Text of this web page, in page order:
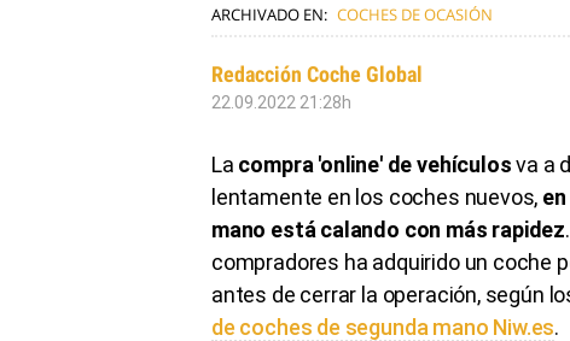
ARCHIVADO EN: COCHES DE OCASIÓN
Redacción Coche Global
22.09.2022 21:28h
La compra 'online' de vehículosva a
lentamente en los coches nuevos,
mano está calando con más rapidez
compradores ha adquirido un coche
antes de cerrar la operación, según
de coches de segunda mano Niw.es.